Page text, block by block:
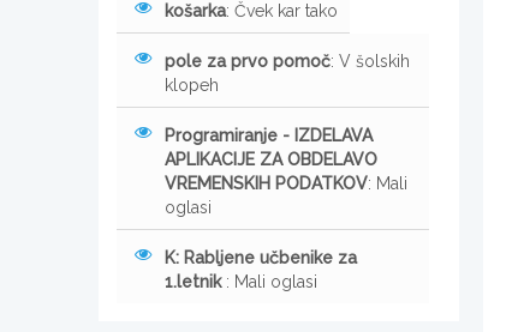
košarka: Čvek kar tako
pole za prvo pomoč: V šolskih
klopeh
Programiranje - IZDELAVA
APLIKACIJE ZA OBDELAVO
VREMENSKIH PODATKOV: Mali
oglasi
K: Rabljene učbenike za
1.letnik : Mali oglasi